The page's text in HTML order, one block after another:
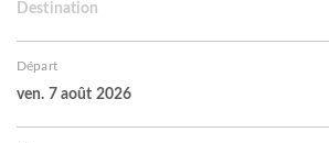
Destination
Départ
ven. 7 août 2026